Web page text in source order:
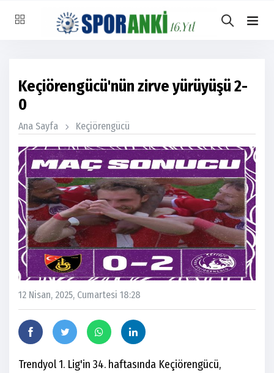
Keçiörengücü'nün zirve yürüyüşü 2-
0
Ana Sayfa Keçiörengücü
12 Nisan, 2025, Cumartesi 18:28
Trendyol 1. Lig'in 34. haftasında Keçiörengücü,